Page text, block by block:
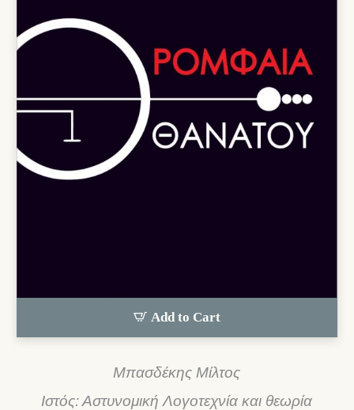
Add to Cart
Μπασδέκης Μίλτος
Ιστός: Αστυνομική Λογοτεχνία και θεωρία